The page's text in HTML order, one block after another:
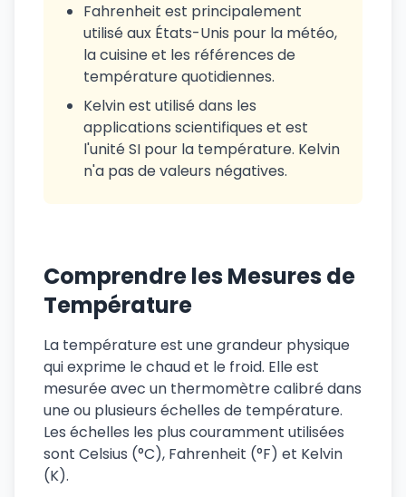
Fahrenheit est principalement
utilisé aux États-Unis pour la météo,
la cuisine et les références de
température quotidiennes.
Kelvin est utilisé dans les
applications scientifiques et est
l'unité SI pour la température. Kelvin
n'a pas de valeurs négatives.
Comprendre les Mesures de
Température
La température est une grandeur physique
qui exprime le chaud et le froid. Elle est
mesurée avec un thermomètre calibré dans
une ou plusieurs échelles de température.
Les échelles les plus couramment utilisées
sont Celsius (°C), Fahrenheit (°F) et Kelvin
(K).